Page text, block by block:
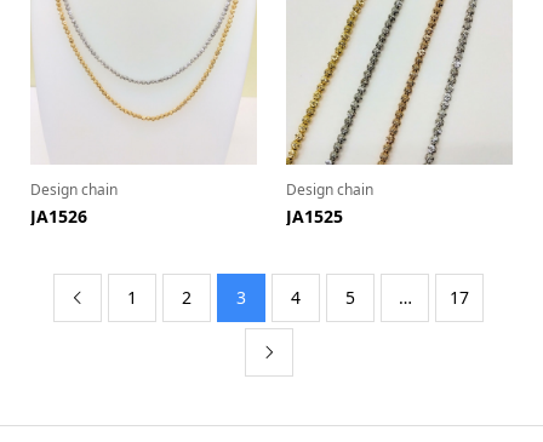
Design chain
JA1526
Design chain
JA1525
 1 2 3 4 5 … 17
